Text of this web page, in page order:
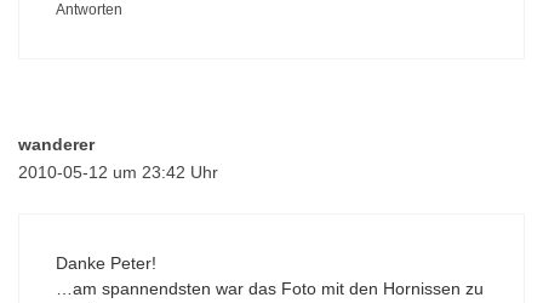
Antworten
wanderer
2010-05-12 um 23:42 Uhr
Danke Peter!
…am spannendsten war das Foto mit den Hornissen zu